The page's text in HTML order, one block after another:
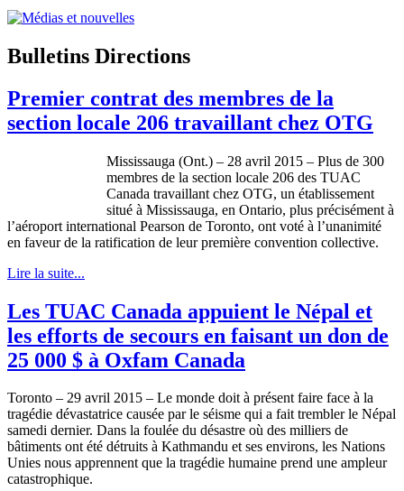
Bulletins Directions
Premier contrat des membres de la
section locale 206 travaillant chez OTG
Mississauga (Ont.) – 28 avril 2015 – Plus de 300
membres de la section locale 206 des TUAC
Canada travaillant chez OTG, un établissement
situé à Mississauga, en Ontario, plus précisément à
l’aéroport international Pearson de Toronto, ont voté à l’unanimité
en faveur de la ratification de leur première convention collective.
Lire la suite...
Les TUAC Canada appuient le Népal et
les efforts de secours en faisant un don de
25 000 $ à Oxfam Canada
Toronto – 29 avril 2015 – Le monde doit à présent faire face à la
tragédie dévastatrice causée par le séisme qui a fait trembler le Népal
samedi dernier. Dans la foulée du désastre où des milliers de
bâtiments ont été détruits à Kathmandu et ses environs, les Nations
Unies nous apprennent que la tragédie humaine prend une ampleur
catastrophique.